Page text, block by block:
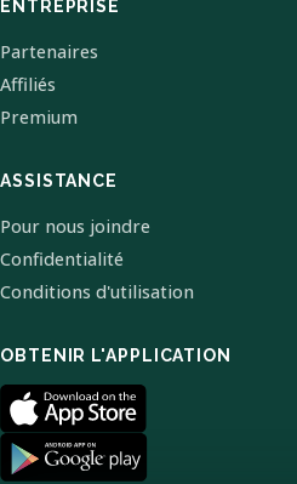
ENTREPRISE
Partenaires
Affiliés
Premium
ASSISTANCE
Pour nous joindre
Confidentialité
Conditions d'utilisation
OBTENIR L'APPLICATION